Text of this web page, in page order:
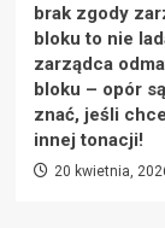
brak zgody
bloku to nie
zarządca
bloku – opór
znać, jeśli
innej tonacji!
20 kwietnia,